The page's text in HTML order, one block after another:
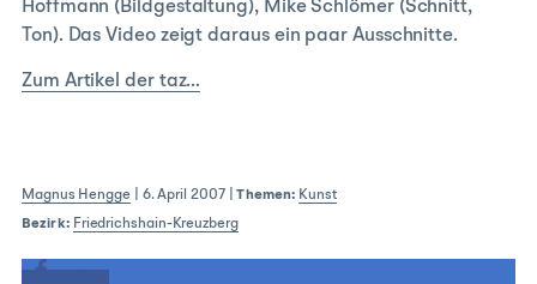
Hoffmann (Bildgestaltung), Mike Schlömer (Schnitt,
Ton). Das Video zeigt daraus ein paar Ausschnitte.
Zum Artikel der taz…
Magnus Hengge| 6. April 2007|Themen: Kunst
Bezirk: Friedrichshain-Kreuzberg